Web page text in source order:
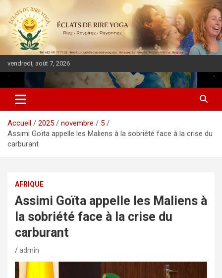
vendredi, août 7, 2026
DIASPORA PULSE
Accueil 2025 novembre
5
Assimi Goïta appelle les Maliens à la sobriété face à la crise du
carburant
AFRIQUE
Assimi Goïta appelle les Maliens à
la sobriété face à la crise du
carburant
admin